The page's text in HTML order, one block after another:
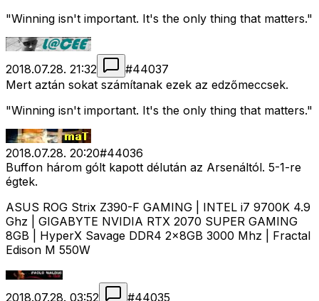
"Winning isn't important. It's the only thing that matters."
2018.07.28. 21:32 #44037
Mert aztán sokat számítanak ezek az edzőmeccsek.
"Winning isn't important. It's the only thing that matters."
2018.07.28. 20:20#44036
Buffon három gólt kapott délután az Arsenáltól. 5-1-re
égtek.
ASUS ROG Strix Z390-F GAMING | INTEL i7 9700K 4.9
Ghz | GIGABYTE NVIDIA RTX 2070 SUPER GAMING
8GB | HyperX Savage DDR4 2x8GB 3000 Mhz | Fractal
Edison M 550W
2018.07.28. 03:52 #44035